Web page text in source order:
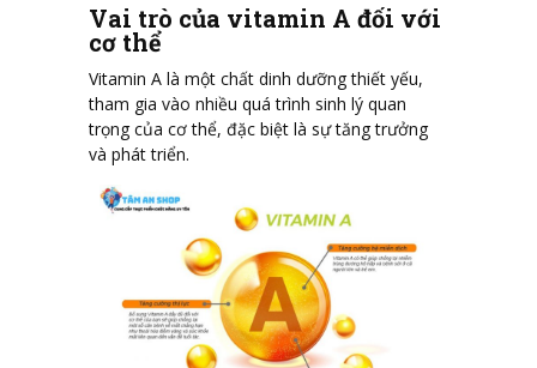
Vai trò của vitamin A đối với
cơ thể
Vitamin A là một chất dinh dưỡng thiết yếu,
tham gia vào nhiều quá trình sinh lý quan
trọng của cơ thể, đặc biệt là sự tăng trưởng
và phát triển.